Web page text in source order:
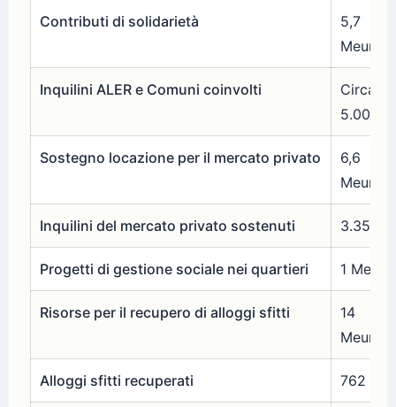
Contributi di solidarietà
5,7
Meuro
Inquilini ALER e Comuni coinvolti
Circa
5.000
Sostegno locazione per il mercato privato
6,6
Meuro
Inquilini del mercato privato sostenuti 3.358
Progetti di gestione sociale nei quartieri 1 Meuro
Risorse per il recupero di alloggi sfitti
14
Meuro
Alloggi sfitti recuperati 762